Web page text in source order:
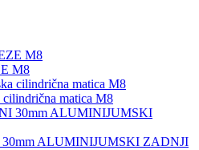
M8
matica M8
ALUMINIJUMSKI ZADNJI